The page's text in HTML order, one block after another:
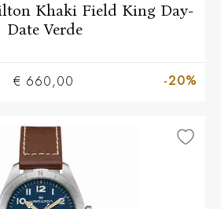
Khaki Field King Day-
Date Verde
€ 660,00 -20%